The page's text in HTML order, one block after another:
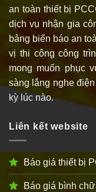
an toàn thiết bị
dịch vụ nhận gia
bảng biển báo an
vị thi công công
mong muốn phục
sàng lắng nghe
kỳ lúc nào.
Liên kết website
Báo giá thiết bị
Báo giá bình